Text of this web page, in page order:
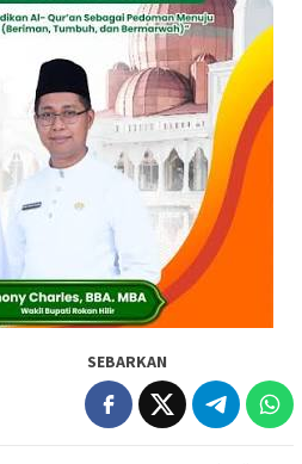
SEBARKAN